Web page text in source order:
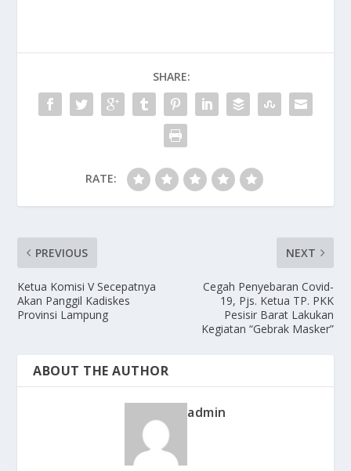
SHARE:
RATE:
PREVIOUS
Ketua Komisi V Secepatnya
Akan Panggil Kadiskes
Provinsi Lampung
NEXT
Cegah Penyebaran Covid-
19, Pjs. Ketua TP. PKK
Pesisir Barat Lakukan
Kegiatan “Gebrak Masker”
ABOUT THE AUTHOR
admin